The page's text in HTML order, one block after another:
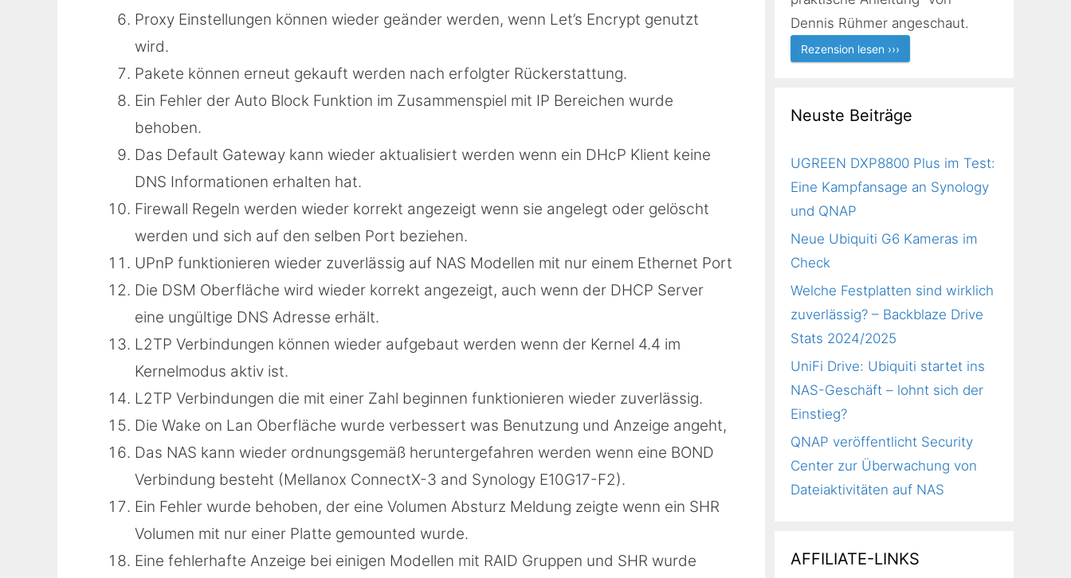
Proxy Einstellungen können wieder geänder werden, wenn Let’s Encrypt genutzt
wird.
Pakete können erneut gekauft werden nach erfolgter Rückerstattung.
Ein Fehler der Auto Block Funktion im Zusammenspiel mit IP Bereichen wurde
behoben.
Das Default Gateway kann wieder aktualisiert werden wenn ein DHcP Klient keine
DNS Informationen erhalten hat.
Firewall Regeln werden wieder korrekt angezeigt wenn sie angelegt oder gelöscht
werden und sich auf den selben Port beziehen.
UPnP funktionieren wieder zuverlässig auf NAS Modellen mit nur einem Ethernet Port
Die DSM Oberfläche wird wieder korrekt angezeigt, auch wenn der DHCP Server
eine ungültige DNS Adresse erhält.
L2TP Verbindungen können wieder aufgebaut werden wenn der Kernel 4.4 im
Kernelmodus aktiv ist.
L2TP Verbindungen die mit einer Zahl beginnen funktionieren wieder zuverlässig.
Die Wake on Lan Oberfläche wurde verbessert was Benutzung und Anzeige angeht,
Das NAS kann wieder ordnungsgemäß heruntergefahren werden wenn eine BOND
Verbindung besteht (Mellanox ConnectX-3 and Synology E10G17-F2).
Ein Fehler wurde behoben, der eine Volumen Absturz Meldung zeigte wenn ein SHR
Volumen mit nur einer Platte gemounted wurde.
Eine fehlerhafte Anzeige bei einigen Modellen mit RAID Gruppen und SHR wurde
Dennis Rühmer angeschaut.
Rezension lesen ›››
Neuste Beiträge
UGREEN DXP8800 Plus im Test:
Eine Kampfansage an Synology
und QNAP
Neue Ubiquiti G6 Kameras im
Check
Welche Festplatten sind wirklich
zuverlässig? – Backblaze Drive
Stats 2024/2025
UniFi Drive: Ubiquiti startet ins
NAS-Geschäft – lohnt sich der
Einstieg?
QNAP veröffentlicht Security
Center zur Überwachung von
Dateiaktivitäten auf NAS
AFFILIATE-LINKS